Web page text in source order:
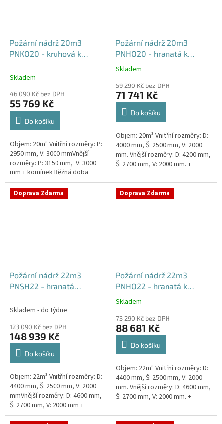
Požární nádrž 20m3
PNKO20 - kruhová k
Skladem
46 090 Kč bez DPH
55 769 Kč
Do košíku
Objem: 20m³ Vnitřní rozměry: P:
2950 mm, V: 3000 mmVnější
rozměry: P: 3150 mm, V: 3000
mm + komínek Běžná doba
dodání 2-3 týdny od objednávky.
Rozměry nádrže možno...
Požární nádrž 20m3
PNHO20 - hranatá k
obetonování
Průměrné
produktu
je
5,0
hvězdiček.
Skladem
59 290 Kč bez DPH
71 741 Kč
Do košíku
Objem: 20m³ Vnitřní rozměry: D:
4000 mm, Š: 2500 mm, V: 2000
mm. Vnější rozměry: D: 4200 mm,
Š: 2700 mm, V: 2000 mm. +
týdny od objednávky....
Doprava Zdarma
Požární nádrž 22m3
PNSH22 - hranatá
Skladem - do týdne
123 090 Kč bez DPH
148 939 Kč
Do košíku
Objem: 22m³ Vnitřní rozměry: D:
4400 mm, Š: 2500 mm, V: 2000
mmVnější rozměry: D: 4600 mm,
Š: 2700 mm, V: 2000 mm +
komínek Běžná doba dodání 2-3
Doprava Zdarma
Požární nádrž 22m3
PNHO22 - hranatá k
obetonování
Průměrné
produktu
je
5,0
hvězdiček.
Skladem
73 290 Kč bez DPH
88 681 Kč
Do košíku
Objem: 22m³ Vnitřní rozměry: D:
4400 mm, Š: 2500 mm, V: 2000
mm. Vnější rozměry: D: 4600 mm,
Š: 2700 mm, V: 2000 mm. +
týdny od objednávky....